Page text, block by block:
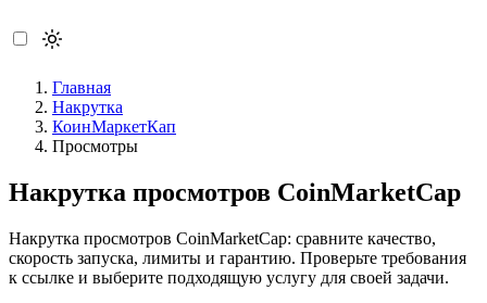
Главная
Накрутка
КоинМаркетКап
Просмотры
Накрутка просмотров CoinMarketCap
Накрутка просмотров CoinMarketCap: сравните качество,
скорость запуска, лимиты и гарантию. Проверьте требования
к ссылке и выберите подходящую услугу для своей задачи.